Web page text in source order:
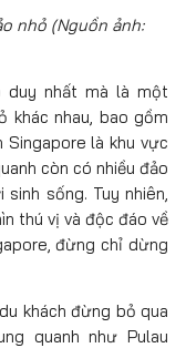
nhỏ (Nguồn ảnh:
duy nhất mà là một
khác nhau, bao gồm
Singapore là khu vực
còn có nhiều đảo
sống. Tuy nhiên,
thú vị và độc đáo về
đừng chỉ dừng
khách đừng bỏ qua
quanh như Pulau